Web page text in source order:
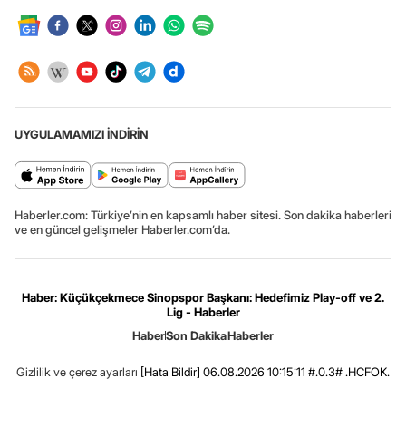
UYGULAMAMIZI İNDİRİN
Haberler.com: Türkiye’nin en kapsamlı haber sitesi. Son dakika haberleri
ve en güncel gelişmeler Haberler.com’da.
Haber: Küçükçekmece Sinopspor Başkanı: Hedefimiz Play-off ve 2.
Lig - Haberler
HaberSon DakikaHaberler
Gizlilik ve çerez ayarları [Hata Bildir] 06.08.2026 10:15:11 #.0.3# .HCFOK.